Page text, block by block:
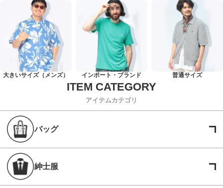
大きいサイズ（メンズ） インポート・ブランド 普通サイズ
アイテムカテゴリ
バッグ
紳士服